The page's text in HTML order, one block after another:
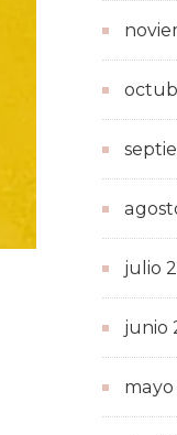
julio
junio
mayo